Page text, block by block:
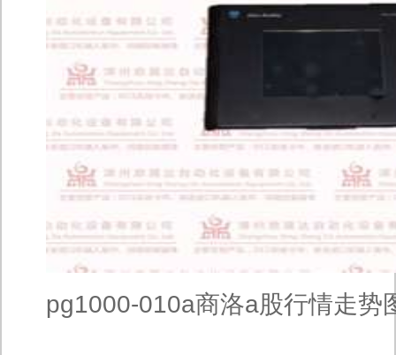
pg1000-010a商洛a股行情走势